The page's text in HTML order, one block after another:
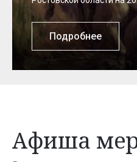
Подробнее
Афиша